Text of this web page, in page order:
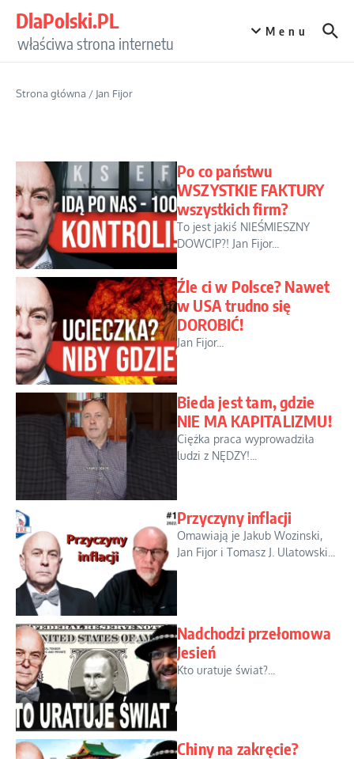
DlaPolski.PL
właściwa strona internetu
Menu
Strona główna / Jan Fijor
Po co państwu
WSZYSTKIE FAKTURY
wszystkich firm?
To jest jakiś NIEŚMIESZNY
DOWCIP?! Jan Fijor...
Źle ci w Polsce? Nawet
w USA trudno się
DOROBIĆ!
Jan Fijor...
Bieda jest tam, gdzie
NIE MA KAPITALIZMU!
Ciężka praca wyprowadziła
ludzi z NĘDZY!...
Przyczyny inflacji
Omawiają je Jakub Wozinski,
Jan Fijor i Tomasz J. Ulatowski...
Nadchodzi przełomowa
Jesień
Kto uratuje świat?...
Chiny na zakręcie?